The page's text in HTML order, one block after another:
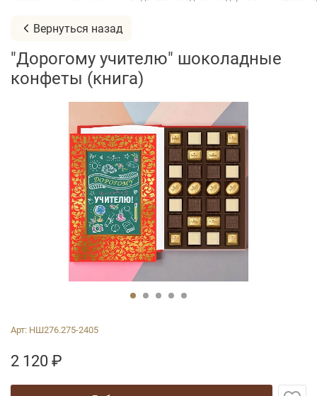
Вернуться назад
"Дорогому учителю" шоколадные
конфеты (книга)
Арт: НШ276.275-2405
2 120 ₽